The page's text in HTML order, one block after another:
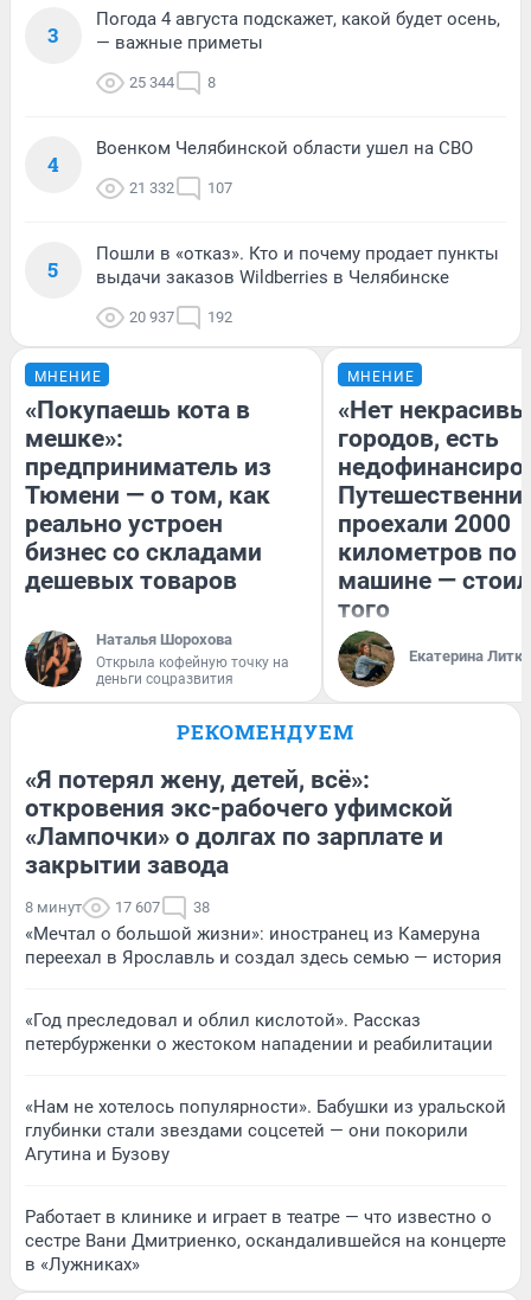
3
Погода 4 августа подскажет, какой будет осень,
— важные приметы
25 344 8
4
Военком Челябинской области ушел на СВО
21 332 107
5
Пошли в «отказ». Кто и почему продает пункты
выдачи заказов Wildberries в Челябинске
20 937 192
МНЕНИЕ
«Покупаешь кота в
мешке»:
предприниматель из
Тюмени — о том, как
реально устроен
бизнес со складами
дешевых товаров
Наталья Шорохова
Открыла кофейную точку на
деньги соцразвития
МНЕНИЕ
«Нет
городов, есть
проехали 2000
километров по
машине —
того
Екатерина
РЕКОМЕНДУЕМ
«Я потерял жену, детей, всё»:
откровения экс-рабочего уфимской
«Лампочки» о долгах по зарплате и
закрытии завода
8 минут 17 607 38
«Мечтал о большой жизни»: иностранец из Камеруна
переехал в Ярославль и создал здесь семью — история
«Год преследовал и облил кислотой». Рассказ
петербурженки о жестоком нападении и реабилитации
«Нам не хотелось популярности». Бабушки из уральской
глубинки стали звездами соцсетей — они покорили
Агутина и Бузову
Работает в клинике и играет в театре — что известно о
сестре Вани Дмитриенко, оскандалившейся на концерте
в «Лужниках»